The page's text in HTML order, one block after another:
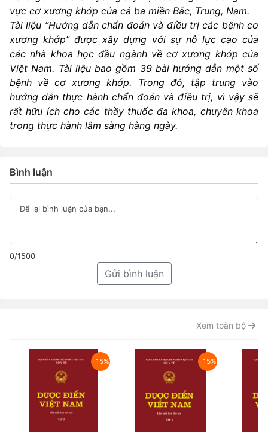
vực cơ xương khớp của cả ba miền Bắc, Trung, Nam.
Tài liệu “Hướng dẫn chẩn đoán và điều trị các bệnh cơ
xương khớp” được xây dựng với sự nỗ lực cao của
các nhà khoa học đầu ngành về cơ xương khớp của
Việt Nam. Tài liệu bao gồm 39 bài hướng dẫn một số
bệnh về cơ xương khớp. Trong đó, tập trung vào
hướng dẫn thực hành chẩn đoán và điều trị, vì vậy sẽ
rất hữu ích cho các thầy thuốc đa khoa, chuyên khoa
trong thực hành lâm sàng hàng ngày.
Bình luận
0/1500
Gửi bình luận
Xem toàn bộ
-15% -15%